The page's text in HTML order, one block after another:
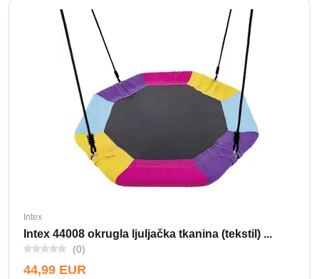
Intex
Intex 44008 okrugla ljuljačka tkanina (tekstil) ...
(0)
44,99 EUR